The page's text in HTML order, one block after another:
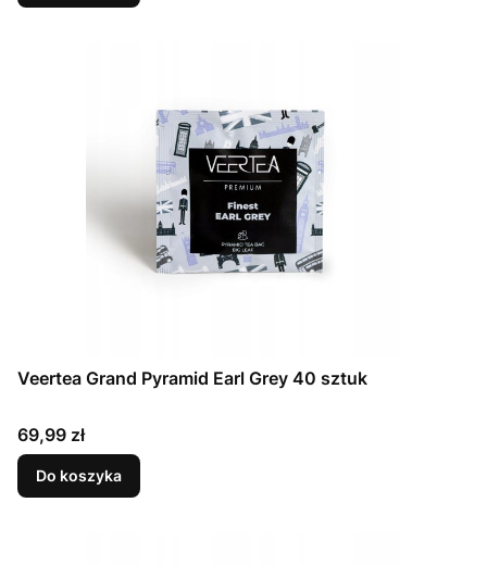
Veertea Grand Pyramid Earl Grey 40 sztuk
Cena
69,99 zł
Do koszyka